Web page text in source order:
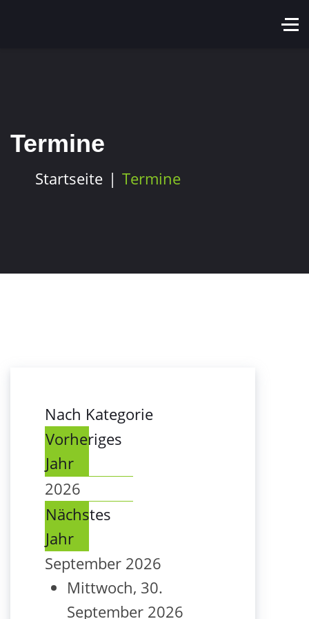
Termine
Startseite Termine
Nach Kategorie
Vorheriges
Jahr
2026
Nächstes
Jahr
September 2026
Mittwoch, 30.
September 2026 16:00